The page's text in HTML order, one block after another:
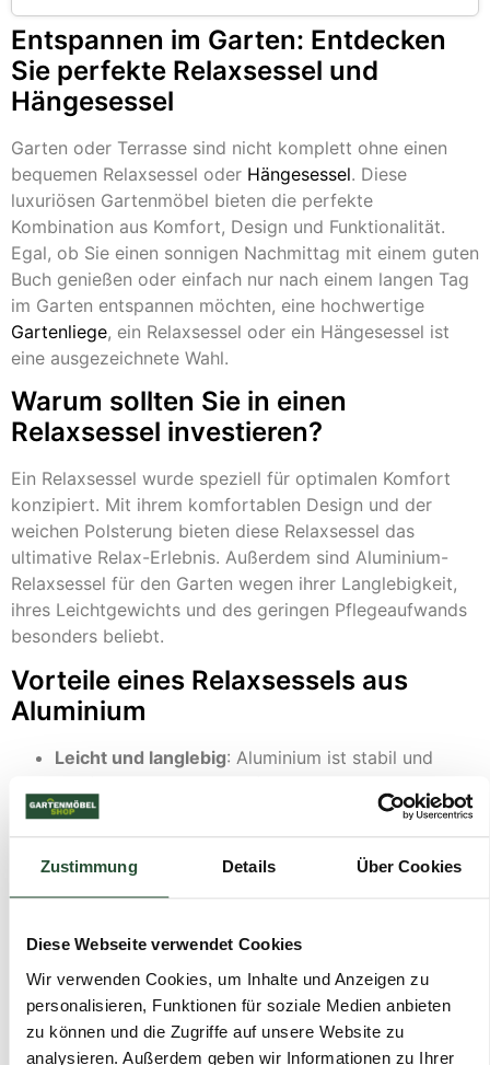
Zustimmung Details Über Cookies
Diese Webseite verwendet Cookies
Wir verwenden Cookies, um Inhalte und Anzeigen zu
personalisieren, Funktionen für soziale Medien anbieten
zu können und die Zugriffe auf unsere Website zu
analysieren. Außerdem geben wir Informationen zu Ihrer
Entspannen im Garten: Entdecken
Sie perfekte Relaxsessel und
Hängesessel
Garten oder Terrasse sind nicht komplett ohne einen
bequemen Relaxsessel oder Hängesessel. Diese
luxuriösen Gartenmöbel bieten die perfekte
Kombination aus Komfort, Design und Funktionalität.
Egal, ob Sie einen sonnigen Nachmittag mit einem guten
Buch genießen oder einfach nur nach einem langen Tag
im Garten entspannen möchten, eine hochwertige
Gartenliege, ein Relaxsessel oder ein Hängesessel ist
eine ausgezeichnete Wahl.
Warum sollten Sie in einen
Relaxsessel investieren?
Ein Relaxsessel wurde speziell für optimalen Komfort
konzipiert. Mit ihrem komfortablen Design und der
weichen Polsterung bieten diese Relaxsessel das
ultimative Relax-Erlebnis. Außerdem sind Aluminium-
Relaxsessel für den Garten wegen ihrer Langlebigkeit,
ihres Leichtgewichts und des geringen Pflegeaufwands
besonders beliebt.
Vorteile eines Relaxsessels aus
Aluminium
Leicht und langlebig: Aluminium ist stabil und
geeignet.
Pflegeleicht: leicht zu reinigen und
witterungsbeständig.
Ein Garten-Relaxsessel aus Aluminium ist die ideale
Qualität vereinen möchten.
Hängesessel: Ein luxuriöser